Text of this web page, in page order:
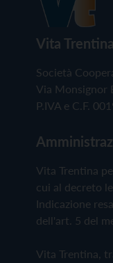
Vita
Società
Via Monsignor
P.IVA e C.F.
Vita Trentina
cui al decreto
Indicazione
dell'art. 5 del
Vita Trentina,